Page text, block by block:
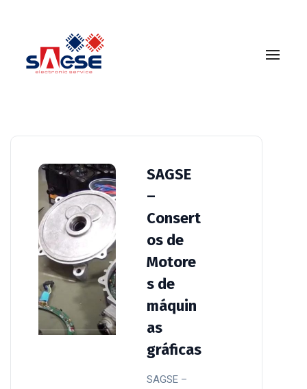
Author:
SAGSE
–
Consert
os de
Motore
s de
máquin
as
gráficas
SAGSE –